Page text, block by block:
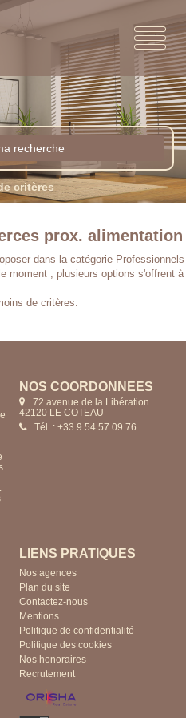
recherche
critères
prox. alimentation
dans la catégorie Professionnels
moment , plusieurs options s'offrent à
de critères.
NOS COORDONNÉES
72 avenue de la Libération
42120 LE COTEAU
Tél. : +33 9 54 57 09 76
LIENS PRATIQUES
Nos agences
Plan du site
Contactez-nous
Mentions
Politique de confidentialité
Politique des cookies
Nos honoraires
Recrutement